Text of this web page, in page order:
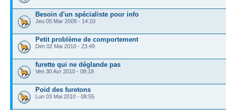
Besoin d'un spécialiste pour info
Jeu 05 Mar 2009 - 14:10
Petit problème de comportement
Dim 02 Mai 2010 - 23:49
furette qui ne déglande pas
Ven 30 Avr 2010 - 08:18
Poid des furetons
Lun 03 Mai 2010 - 08:55